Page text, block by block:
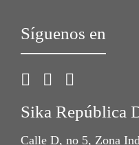
Síguenos en
Sika República
Calle D, no 5, Zona